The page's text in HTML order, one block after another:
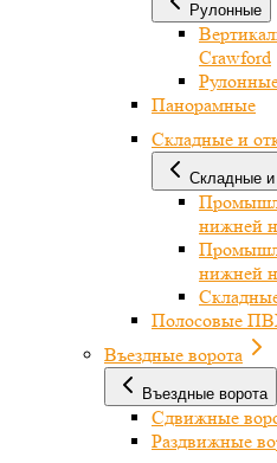
Рулонные
Crawford
Панорамные
Складные и
Складные и
нижней
нижней
Полосовые
Въездные ворота
Въездные ворота
Сдвижные
Раздвижные